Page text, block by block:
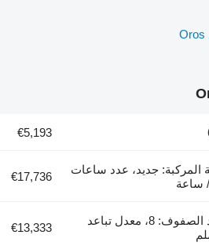
€5,193
حالة المركبة: جديد، عدد ساعات
€17,736
سنة: 2013، عدد الصفوف: 8، معدل تباعد
€13,333